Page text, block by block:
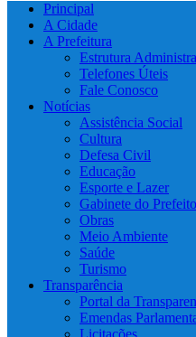
Principal
A Cidade
A Prefeitura
Estrutura
Telefones Úteis
Fale Conosco
Notícias
Assistência Social
Cultura
Defesa Civil
Educação
Esporte e Lazer
Gabinete do Prefeito
Obras
Meio Ambiente
Saúde
Turismo
Transparência
Portal da
Emendas